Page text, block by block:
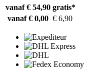
vanaf € 54,90 gratis*
vanaf € 0,00 € 6,90